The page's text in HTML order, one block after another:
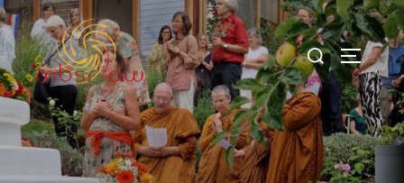
Zum
Inhalt
springen
Suchen
nach: